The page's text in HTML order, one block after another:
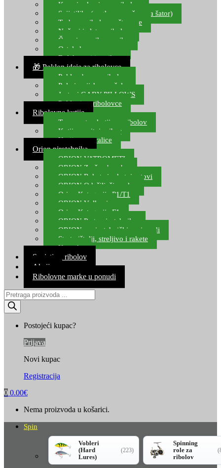
Kape i rukavice za ribolov
Svijetiljke (naglavne, ručne, za šator)
Torbe za ribolovne štapove
Noževi i alat za ribolov
Čamci za prihranu ribe
Ostala kamp oprema
Dalekozori i optika
🎁 Poklon ideje za ribolovce
Poklon bon za ribolov
Polarizacijske naočale
Jastuci GABY PILLOWS
Pokloni za ribolovce
Ribolovne kutije
Transportne kutije za ribolov
Kutije za sitni pribor
Kutije za varalice
Orion pirotehnika
ORION VATROMETI
ORION Zračne bombe
ORION Rakete i raketni setovi
ORION Odašiljači zvuka
Orion Kategorija P1/T1
ORION Vulkani
Orion Kategorija F1
ORION Party pirotehnika
ORION nepirotehnički proizvodi
Start pištolji, streljivo i rakete
Kontakt
Savjeti za ribolov
Akcija
Ribolovne marke u ponudi
Products
search
Postojeći kupac?
Prijava
Novi kupac
Registracija
0 0.00€
Nema proizvoda u košarici.
Spin
Vobleri
(Hard
Lures)
(223)
Spinning
role za
ribolov